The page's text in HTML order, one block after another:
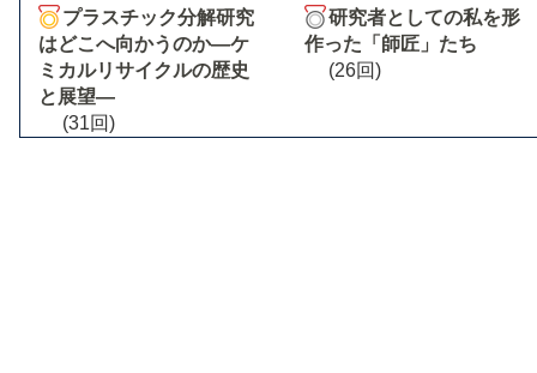
プラスチック分解研究
はどこへ向かうのか―ケ
ミカルリサイクルの歴史
と展望―
(31回)
研究者としての私を形
作った「師匠」たち
(26回)